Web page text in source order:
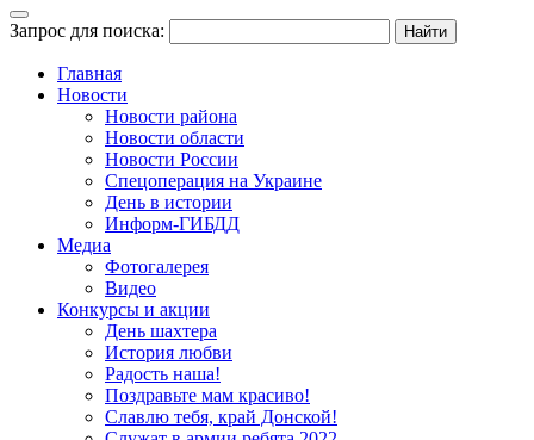
Запрос для поиска:
Главная
Новости
Новости района
Новости области
Новости России
Спецоперация на Украине
День в истории
Информ-ГИБДД
Медиа
Фотогалерея
Видео
Конкурсы и акции
День шахтера
История любви
Радость наша!
Поздравьте мам красиво!
Славлю тебя, край Донской!